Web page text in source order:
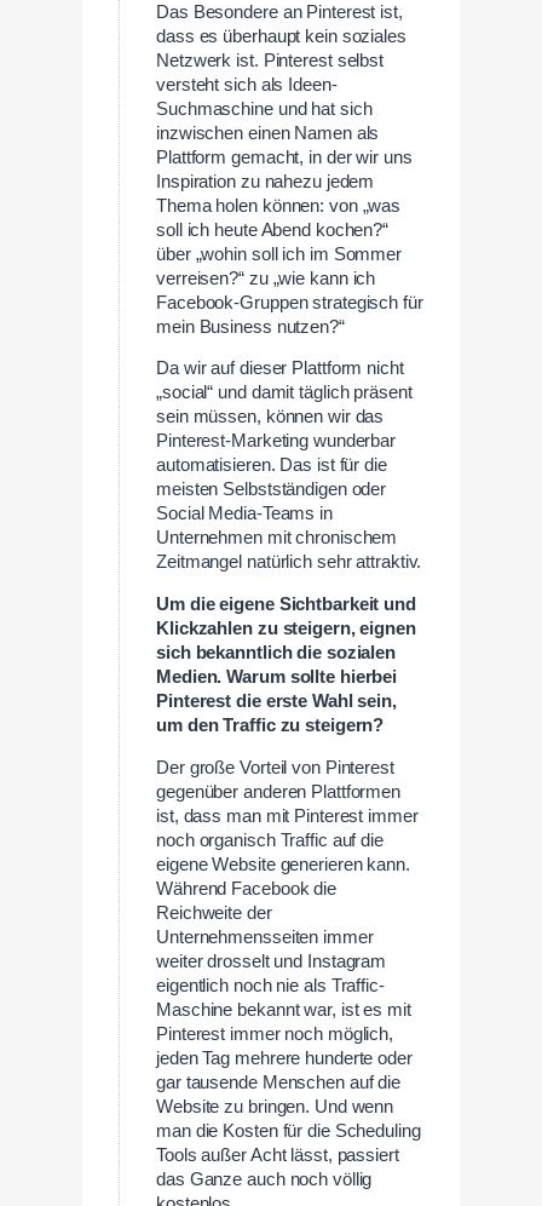
Das Besondere an Pinterest ist,
dass es überhaupt kein soziales
Netzwerk ist. Pinterest selbst
versteht sich als Ideen-
Suchmaschine und hat sich
inzwischen einen Namen als
Plattform gemacht, in der wir uns
Inspiration zu nahezu jedem
Thema holen können: von „was
soll ich heute Abend kochen?“
über „wohin soll ich im Sommer
verreisen?“ zu „wie kann ich
Facebook-Gruppen strategisch für
mein Business nutzen?“
Da wir auf dieser Plattform nicht
„social“ und damit täglich präsent
sein müssen, können wir das
Pinterest-Marketing wunderbar
automatisieren. Das ist für die
meisten Selbstständigen oder
Social Media-Teams in
Unternehmen mit chronischem
Zeitmangel natürlich sehr attraktiv.
Um die eigene Sichtbarkeit und
Klickzahlen zu steigern, eignen
sich bekanntlich die sozialen
Medien. Warum sollte hierbei
Pinterest die erste Wahl sein,
um den Traffic zu steigern?
Der große Vorteil von Pinterest
gegenüber anderen Plattformen
ist, dass man mit Pinterest immer
noch organisch Traffic auf die
eigene Website generieren kann.
Während Facebook die
Reichweite der
Unternehmensseiten immer
weiter drosselt und Instagram
eigentlich noch nie als Traffic-
Maschine bekannt war, ist es mit
Pinterest immer noch möglich,
jeden Tag mehrere hunderte oder
gar tausende Menschen auf die
Website zu bringen. Und wenn
man die Kosten für die Scheduling
Tools außer Acht lässt, passiert
das Ganze auch noch völlig